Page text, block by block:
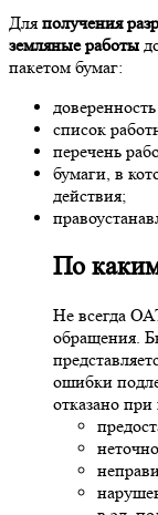
Для получения
земляные работы
пакетом бумаг:
список
перечень
бумаги, в
действия;
По
Не всегда
обращения.
ошибки
отказано